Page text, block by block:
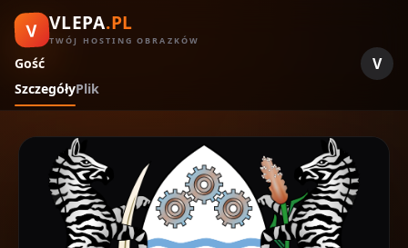
V VLEPA.PL
TWÓJ HOSTING OBRAZKÓW
SzczegółyPlik
Gość V